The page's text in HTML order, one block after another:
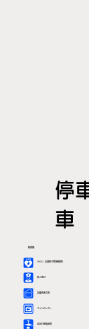
停
車
駅情報
ＡＥＤ（自動体外除細動器）
有人窓口
定期券発売所
コインロッカー
お忘れ物取扱所